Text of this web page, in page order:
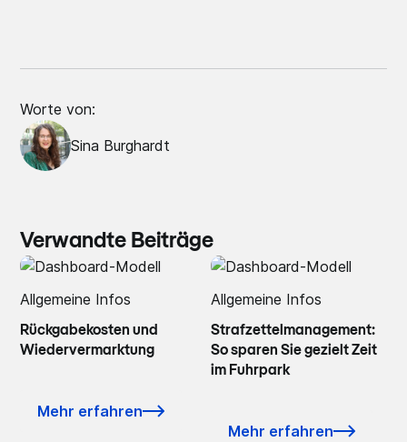
Worte von:
Sina Burghardt
Verwandte Beiträge
Allgemeine Infos
Rückgabekosten und
Wiedervermarktung
Mehr erfahren
Allgemeine Infos
Strafzettelmanagement:
So sparen Sie gezielt Zeit
im Fuhrpark
Mehr erfahren